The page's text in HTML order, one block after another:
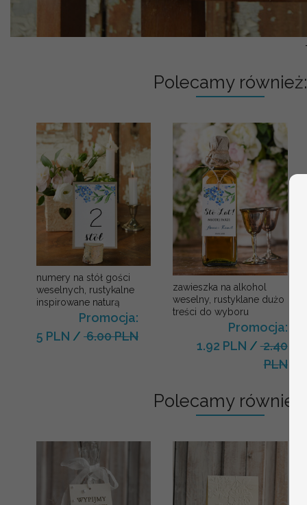
Polecamy również:
numery na stół gości
weselnych, rustykalne
inspirowane naturą
Promocja:
5 PLN / 6.00 PLN
zawieszka na alkohol
weselny, rustyklane dużo
treści do wyboru
Promocja:
1.92 PLN /2.40
PLN
Polecamy również: